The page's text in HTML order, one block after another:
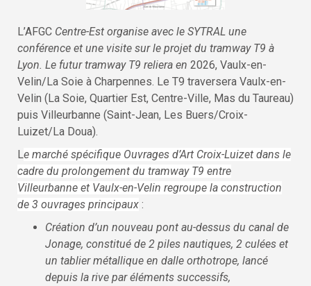
L’AFGC Centre-Est organise avec le SYTRAL une
conférence et une visite sur le projet du tramway T9 à
Lyon. Le futur tramway T9 reliera en 2026, Vaulx-en-
Velin/La Soie à Charpennes. Le T9 traversera Vaulx-en-
Velin (La Soie, Quartier Est, Centre-Ville, Mas du Taureau)
puis Villeurbanne (Saint-Jean, Les Buers/Croix-
Luizet/La Doua).
Le marché spécifique Ouvrages d’Art Croix-Luizet dans le
cadre du prolongement du tramway T9 entre
Villeurbanne et Vaulx-en-Velin regroupe la construction
de 3 ouvrages principaux :
Création d’un nouveau pont au-dessus du canal de
Jonage, constitué de 2 piles nautiques, 2 culées et
un tablier métallique en dalle orthotrope, lancé
depuis la rive par éléments successifs,